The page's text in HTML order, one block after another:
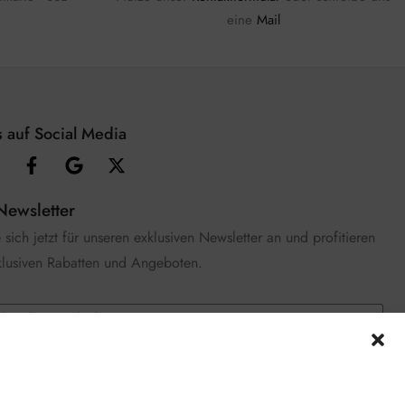
eine Mail
auf Social Media
jetzt für unseren exklusiven Newsletter an und profitieren
Rabatten und Angeboten.